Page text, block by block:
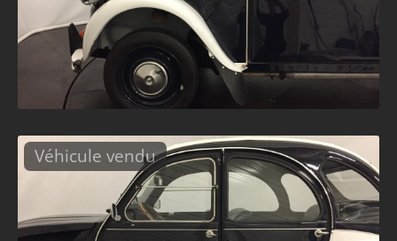
Véhicule vendu